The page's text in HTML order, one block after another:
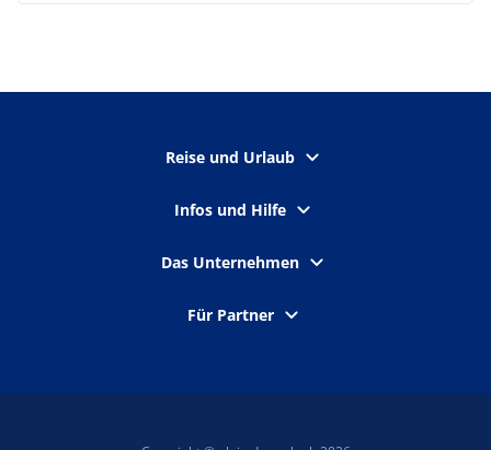
Reise und Urlaub
Infos und Hilfe
Das Unternehmen
Für Partner